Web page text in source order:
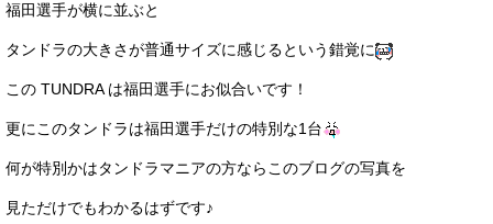
福田選手が横に並ぶと
タンドラの大きさが普通サイズに感じるという錯覚に
この TUNDRA は福田選手にお似合いです！
更にこのタンドラは福田選手だけの特別な1台
何が特別かはタンドラマニアの方ならこのブログの写真を
見ただけでもわかるはずです♪